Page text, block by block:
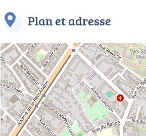
Plan et adresse